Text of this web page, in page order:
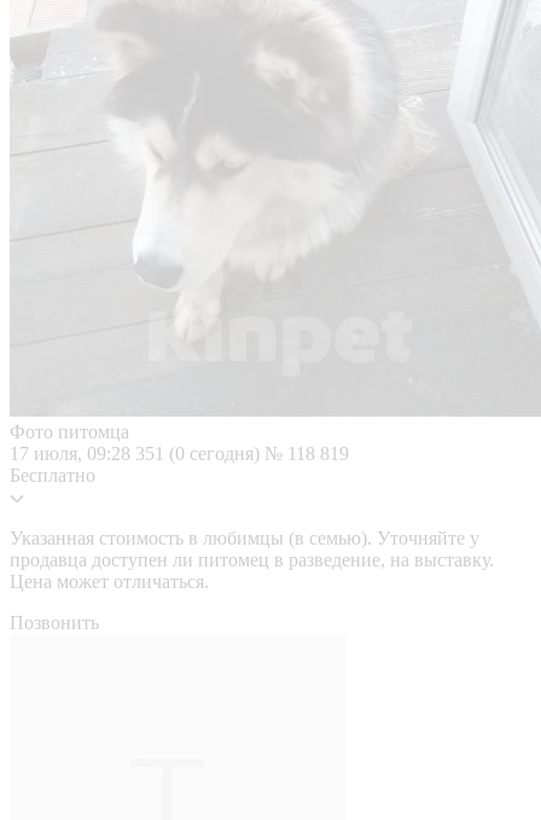
Фото питомца
17 июля, 09:28 351 (0 сегодня) № 118 819
Бесплатно
Указанная стоимость в любимцы (в семью). Уточняйте у
продавца доступен ли питомец в разведение, на выставку.
Цена может отличаться.
Позвонить